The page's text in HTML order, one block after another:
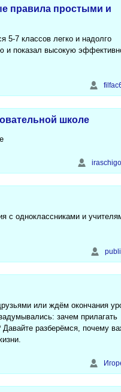
правила простыми и
5-7 классов легко и надолго
и показал высокую
школе
с одноклассниками и
или ждём окончания
зачем прилагать
разберёмся, почему